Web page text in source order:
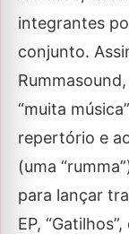
integrantes
conjunto.
“muita
repertório e
(uma
para lançar
EP,